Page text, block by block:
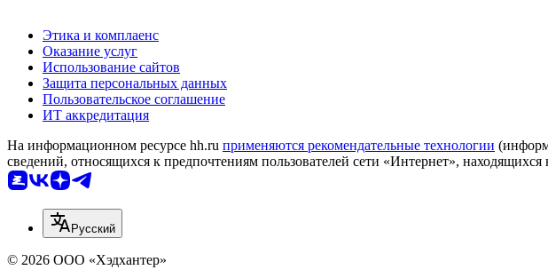
Этика и комплаенс
Оказание услуг
Использование сайтов
Защита персональных данных
Пользовательское соглашение
ИТ аккредитация
На информационном ресурсе hh.ru применяются рекомендательные технологии
сведений, относящихся к предпочтениям пользователей сети «Интернет»,
Русский
© 2026 ООО «Хэдхантер»